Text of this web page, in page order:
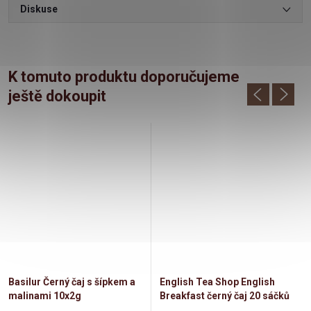
Diskuse
K tomuto produktu doporučujeme
ještě dokoupit
Basilur Černý čaj s šípkem a
malinami 10x2g
English Tea Shop English
Breakfast černý čaj 20 sáčků